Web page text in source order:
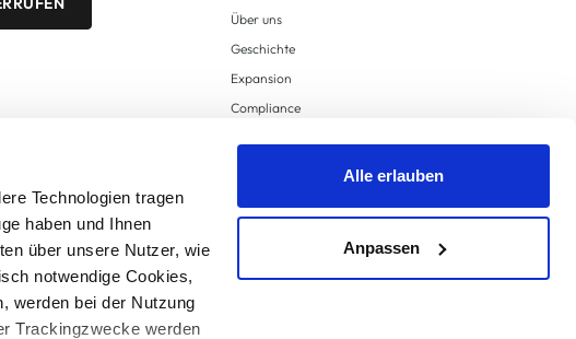
Technologien tragen
haben und Ihnen
über unsere Nutzer, wie
notwendige Cookies,
werden bei der Nutzung
Trackingzwecke werden
Alle erlauben
Anpassen
Über uns
Geschichte
Expansion
Compliance
Supply Chain Due Diligence